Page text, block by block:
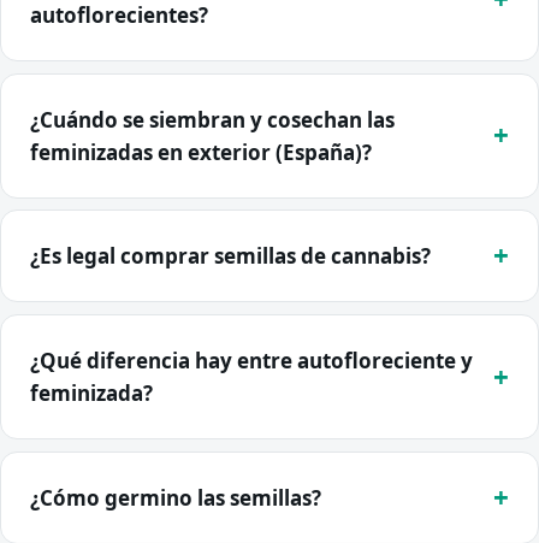
autoflorecientes?
¿Cuándo se siembran y cosechan las
feminizadas en exterior (España)?
¿Es legal comprar semillas de cannabis?
¿Qué diferencia hay entre autofloreciente y
feminizada?
¿Cómo germino las semillas?